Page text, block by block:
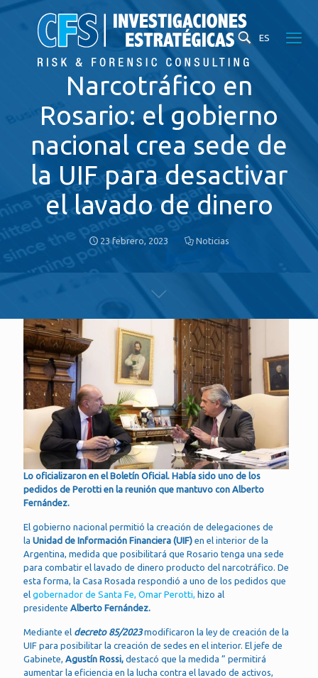
ES
Narcotráfico en
Rosario: el gobierno
nacional crea sede de
la UIF para desactivar
el lavado de dinero
23 febrero, 2023 Noticias
Lo oficializaron en el Boletín Oficial. Había sido uno de los
pedidos de Perotti en la reunión que mantuvo con Alberto
Fernández.
El gobierno nacional permitió la creación de delegaciones de
la Unidad de Información Financiera (UIF) en el interior de la
Argentina, medida que posibilitará que Rosario tenga una sede
para combatir el lavado de dinero producto del narcotráfico. De
esta forma, la Casa Rosada respondió a uno de los pedidos que
el gobernador de Santa Fe, Omar Perotti, hizo al
presidente Alberto Fernández.
Mediante el decreto 85/2023modificaron la ley de creación de la
UIF para posibilitar la creación de sedes en el interior. El jefe de
Gabinete, Agustín Rossi, destacó que la medida ” permitirá
aumentar la eficiencia en la lucha contra el lavado de activos,